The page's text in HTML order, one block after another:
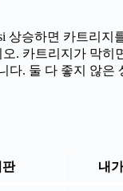
상승하면 카트리지
. 카트리지가 막히
다. 둘 다 좋지 않은
판 내